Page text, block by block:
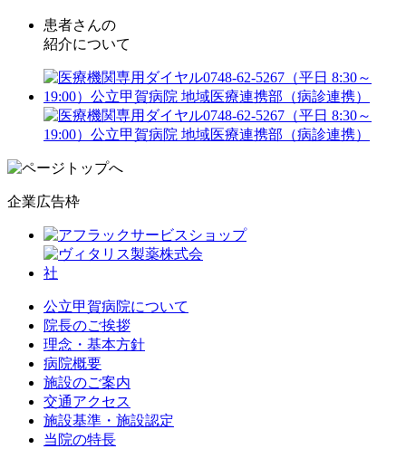
患者さんの
紹介について
企業広告枠
公立甲賀病院について
院長のご挨拶
理念・基本方針
病院概要
施設のご案内
交通アクセス
施設基準・施設認定
当院の特長